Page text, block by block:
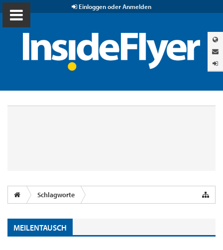
Einloggen oder Anmelden
Schlagworte
MEILENTAUSCH